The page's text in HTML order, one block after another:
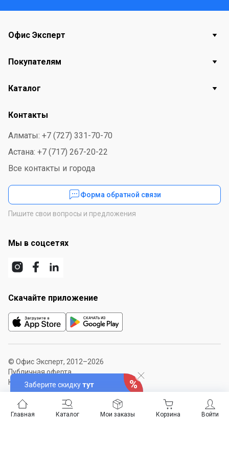
Главная Каталог Войти
Мои заказы Корзина
Заберите скидкутут
Офис Эксперт
Покупателям
Каталог
Контакты
Алматы: +7 (727) 331-70-70
Астана: +7 (717) 267-20-22
Все контакты и города
Форма обратной связи
Пишите свои вопросы и предложения
Мы в соцсетях
Скачайте приложение
© Офис Эксперт, 2012–2026
Публичная оферта
Карта сайта